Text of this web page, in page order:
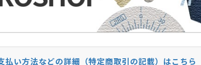
払い方法などの詳細（特定商取引の記載）はこちら